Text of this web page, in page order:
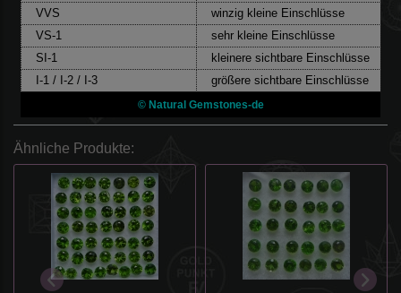
VVS
winzig kleine Einschlüsse
VS-1
sehr kleine Einschlüsse
SI-1
kleinere sichtbare Einschlüsse
I-1 / I-2 / I-3
größere sichtbare Einschlüsse
©Natural Gemstones-de
Ähnliche Produkte: